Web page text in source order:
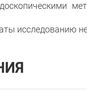
исследованию